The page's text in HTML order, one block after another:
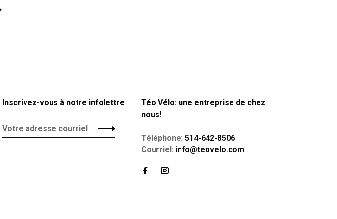
Inscrivez-vous à notre infolettre
Téo Vélo: une entreprise de chez
nous!
Téléphone: 514-642-8506
Courriel: info@teovelo.com